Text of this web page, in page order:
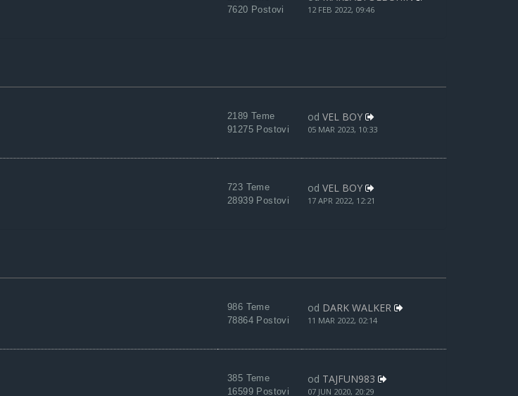
7620 Postovi
12 FEB 2022, 09:46
2189 Teme
91275 Postovi
od VEL BOY
05 MAR 2023, 10:33
723 Teme
28939 Postovi
od VEL BOY
17 APR 2022, 12:21
986 Teme
78864 Postovi
od DARK WALKER
11 MAR 2022, 02:14
385 Teme
16599 Postovi
od TAJFUN983
07 JUN 2020, 20:29